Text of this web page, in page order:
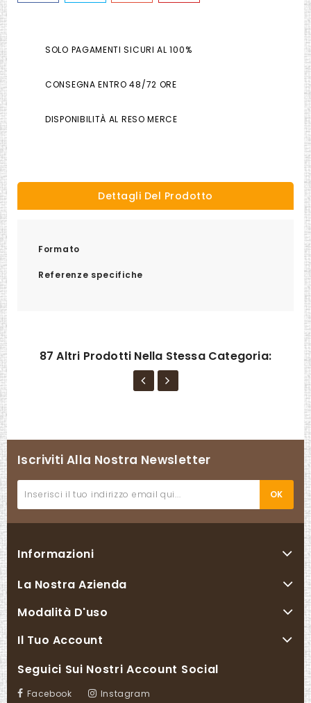
SOLO PAGAMENTI SICURI AL 100%
CONSEGNA ENTRO 48/72 ORE
DISPONIBILITÀ AL RESO MERCE
Dettagli Del Prodotto
Formato
Referenze specifiche
87 Altri Prodotti Nella Stessa Categoria:
Iscriviti Alla Nostra Newsletter
Informazioni
La Nostra Azienda
Modalità D'uso
Il Tuo Account
Seguici Sui Nostri Account Social
Facebook Instagram